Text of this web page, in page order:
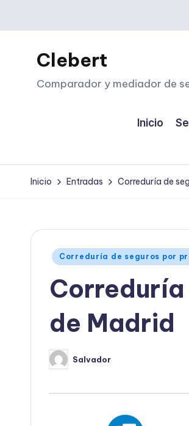
Saltar
contenidoClebert
Comparador y mediador de
Inicio
Inicio Entradas Correduría de
Publicado
Correduría de seguros por
Correduría
de Madrid
Publicado
por
Salvador